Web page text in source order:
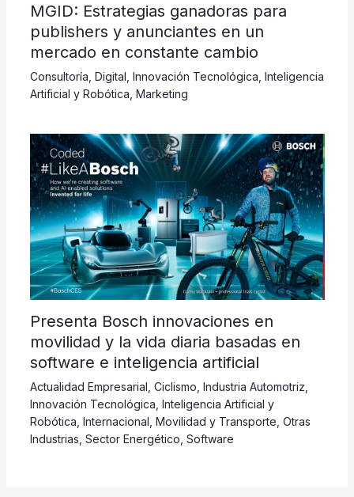
MGID: Estrategias ganadoras para
publishers y anunciantes en un
mercado en constante cambio
Consultoría Digital Innovación Tecnológica Inteligencia
Artificial y Robótica Marketing
Presenta Bosch innovaciones en
movilidad y la vida diaria basadas en
software e inteligencia artificial
Actualidad Empresarial Ciclismo Industria Automotriz
Innovación Tecnológica Inteligencia Artificial y
Robótica Internacional Movilidad y Transporte Otras
Industrias Sector Energético Software